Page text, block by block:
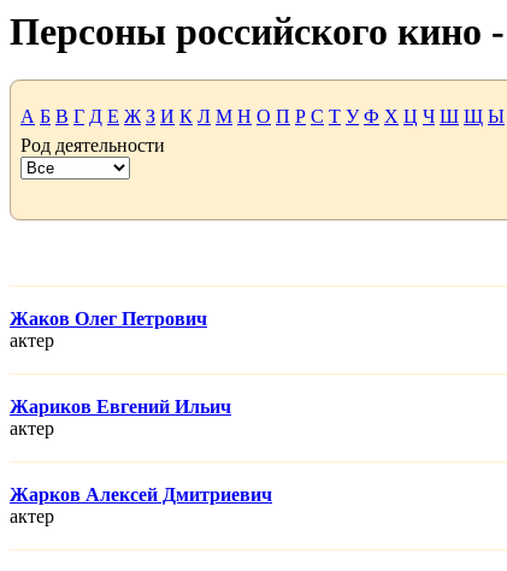
Персоны российского
А Б В Г Д Е Ж З И К Л М Н О П Р С Т У Ф Х Ц Ч Ш Щ Ы
Род деятельности
Жаков Олег Петрович
актер
Жариков Евгений Ильич
актер
Жарков Алексей Дмитриевич
актер